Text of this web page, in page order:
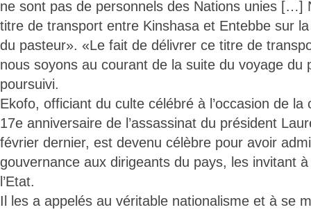
ne sont pas de personnels des Nations unies […]
titre de transport entre Kinshasa et Entebbe sur
du pasteur». «Le fait de délivrer ce titre de
nous soyons au courant de la suite du voyage du
poursuivi.
Ekofo, officiant du culte célébré à l’occasion de la
17e anniversaire de l’assassinat du président
février dernier, est devenu célèbre pour avoir
gouvernance aux dirigeants du pays, les invitant
l’Etat.
Il les a appelés au véritable nationalisme et à se